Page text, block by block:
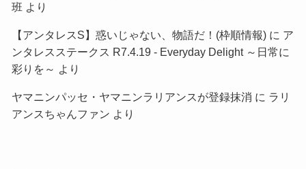
班 より
【アンタレスS】惑いじゃない、物語だ！(枠順情報)に ア
ンタレスステークス R7.4.19 - Everyday Delight ～日常に
彩りを～ より
ヤマニンパッセ・ヤマニンラリアンスが登録抹消 に ラリ
アンスちゃんファン より